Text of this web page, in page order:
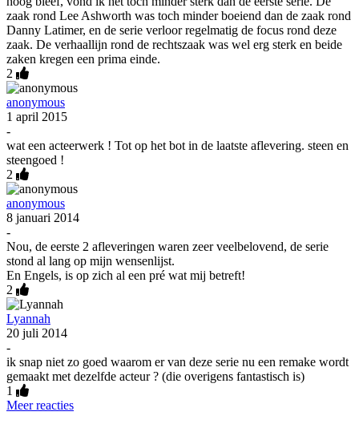
zaak rond Lee Ashworth was toch minder boeiend dan de zaak rond
Danny Latimer, en de serie verloor regelmatig de focus rond deze
zaak. De verhaallijn rond de rechtszaak was wel erg sterk en beide
zaken kregen een prima einde.
2
anonymous
1 april 2015
-
wat een acteerwerk ! Tot op het bot in de laatste aflevering. steen en
steengoed !
2
anonymous
8 januari 2014
-
Nou, de eerste 2 afleveringen waren zeer veelbelovend, de serie
stond al lang op mijn wensenlijst.
En Engels, is op zich al een pré wat mij betreft!
2
Lyannah
20 juli 2014
-
ik snap niet zo goed waarom er van deze serie nu een remake wordt
gemaakt met dezelfde acteur ? (die overigens fantastisch is)
1
Meer reacties